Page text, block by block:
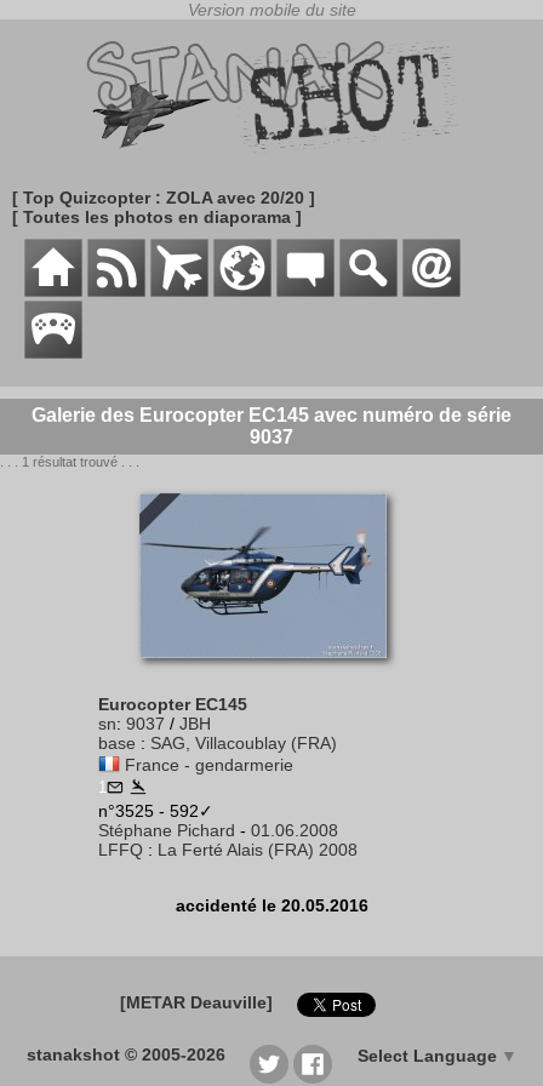
[ Top Quizcopter : ZOLA avec 20/20 ]
[ Toutes les photos en diaporama ]
Galerie des Eurocopter EC145 avec numéro de série
9037
. . . 1 résultat trouvé . . .
Eurocopter EC145
sn: 9037 / JBH
base : SAG, Villacoublay (FRA)
France - gendarmerie
1
n°3525 - 592✓
Stéphane Pichard - 01.06.2008
LFFQ : La Ferté Alais (FRA) 2008
accidenté le 20.05.2016
[METAR Deauville]
stanakshot © 2005-2026 Select Language ▼